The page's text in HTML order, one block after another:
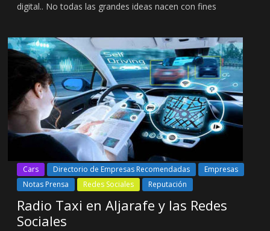
digital.. No todas las grandes ideas nacen con fines
Cars Directorio de Empresas Recomendadas
Empresas
Notas Prensa
Redes Sociales Reputación
Radio Taxi en Aljarafe y las Redes
Sociales